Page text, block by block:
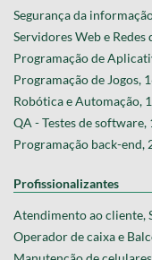
Segurança da
Servidores Web e
Programação de
Programação de Jogos,
Robótica e Automação,
QA - Testes de software,
Programação back-end,
Profissionalizantes
Atendimento ao cliente,
Operador de caixa e